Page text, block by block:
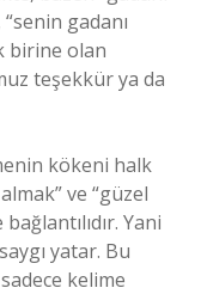
gadanı
birine olan
teşekkür ya da
kökeni halk
ve “güzel
Yani
yatar. Bu
kelime